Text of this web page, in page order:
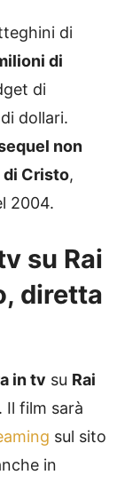
di
di
di
dollari.
non
di Cristo,
2004.
su Rai
diretta
in tv su Rai
Il film sarà
sul sito
in